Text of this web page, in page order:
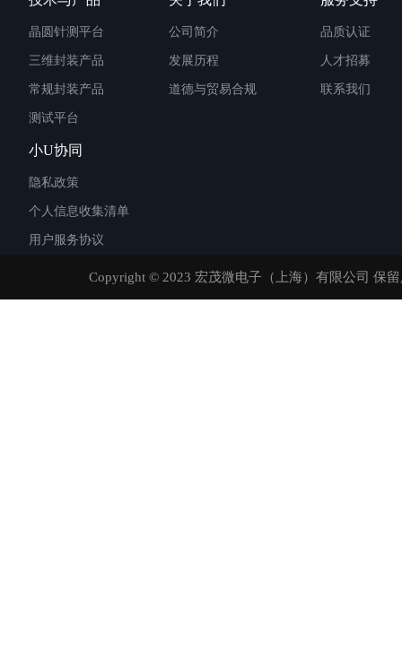
晶圆针测平台
三维封装产品
常规封装产品
测试平台
公司简介
发展历程
道德与贸易合规
品质认证
人才招募
联系我们
小U协同
隐私政策
个人信息收集清单
用户服务协议
Copyright © 2023 宏茂微电子（上海）有限公司 保